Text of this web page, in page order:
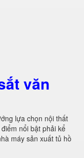
văn
lựa chọn nội thất
nổi bật phải kể
máy sản xuất tủ hồ